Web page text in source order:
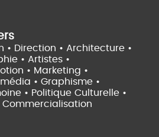
• Direction • Architecture •
• Artistes •
• Marketing •
• Graphisme •
• Politique Culturelle •
Commercialisation